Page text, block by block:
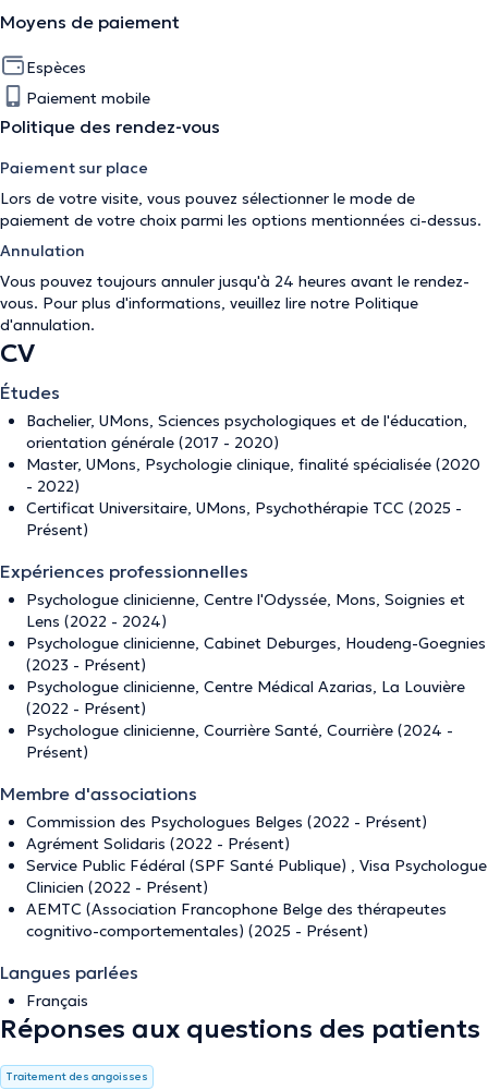
Moyens de paiement
Espèces
Paiement mobile
Politique des rendez-vous
Paiement sur place
Lors de votre visite, vous pouvez sélectionner le mode de
paiement de votre choix parmi les options mentionnées ci-dessus.
Annulation
Vous pouvez toujours annuler jusqu'à 24 heures avant le rendez-
vous. Pour plus d'informations, veuillez lire notre Politique
d'annulation.
CV
Études
Bachelier, UMons, Sciences psychologiques et de l'éducation,
orientation générale (2017 - 2020)
Master, UMons, Psychologie clinique, finalité spécialisée (2020
- 2022)
Certificat Universitaire, UMons, Psychothérapie TCC (2025 -
Présent)
Expériences professionnelles
Psychologue clinicienne, Centre l'Odyssée, Mons, Soignies et
Lens (2022 - 2024)
Psychologue clinicienne, Cabinet Deburges, Houdeng-Goegnies
(2023 - Présent)
Psychologue clinicienne, Centre Médical Azarias, La Louvière
(2022 - Présent)
Psychologue clinicienne, Courrière Santé, Courrière (2024 -
Présent)
Membre d'associations
Commission des Psychologues Belges (2022 - Présent)
Agrément Solidaris (2022 - Présent)
Service Public Fédéral (SPF Santé Publique) , Visa Psychologue
Clinicien (2022 - Présent)
AEMTC (Association Francophone Belge des thérapeutes
cognitivo-comportementales) (2025 - Présent)
Langues parlées
Français
Réponses aux questions des patients
Traitement des angoisses